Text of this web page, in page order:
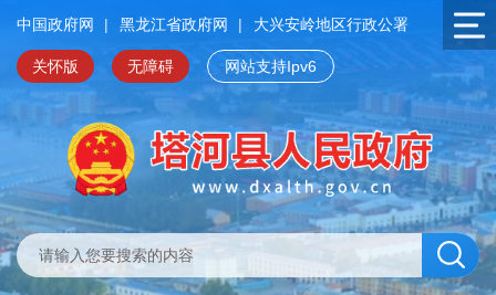
中国政府网 | 黑龙江省政府网 | 大兴安岭地区行政公署
关怀版 无障碍 网站支持Ipv6